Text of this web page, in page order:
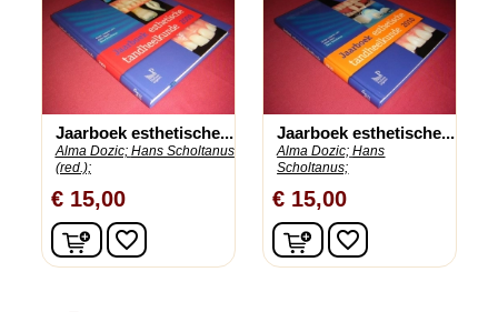
Jaarboek esthetische...
Alma Dozic; Hans Scholtanus
(red.);
€ 15,00
In winkelwagen
favorite_border
Jaarboek esthetische...
Alma Dozic; Hans
Scholtanus;
€ 15,00
In winkelwagen
favorite_border